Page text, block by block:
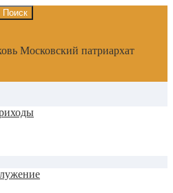
Московский патриархат